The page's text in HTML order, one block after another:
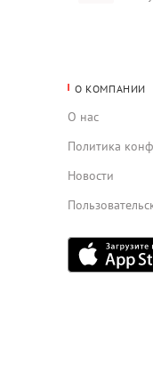
О КОМПАНИИ
О нас
Политика
Новости